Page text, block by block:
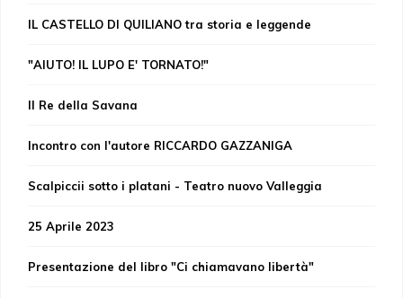
IL CASTELLO DI QUILIANO tra storia e leggende
"AIUTO! IL LUPO E' TORNATO!"
Il Re della Savana
Incontro con l'autore RICCARDO GAZZANIGA
Scalpiccii sotto i platani - Teatro nuovo Valleggia
25 Aprile 2023
Presentazione del libro "Ci chiamavano libertà"